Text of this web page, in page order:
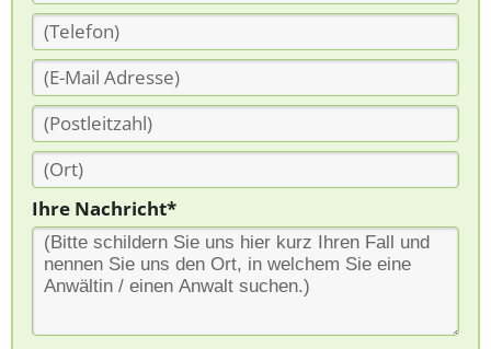
Ihre Nachricht*